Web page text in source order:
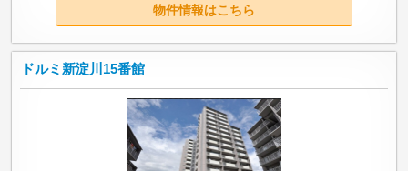
物件情報はこちら
ドルミ新淀川15番館